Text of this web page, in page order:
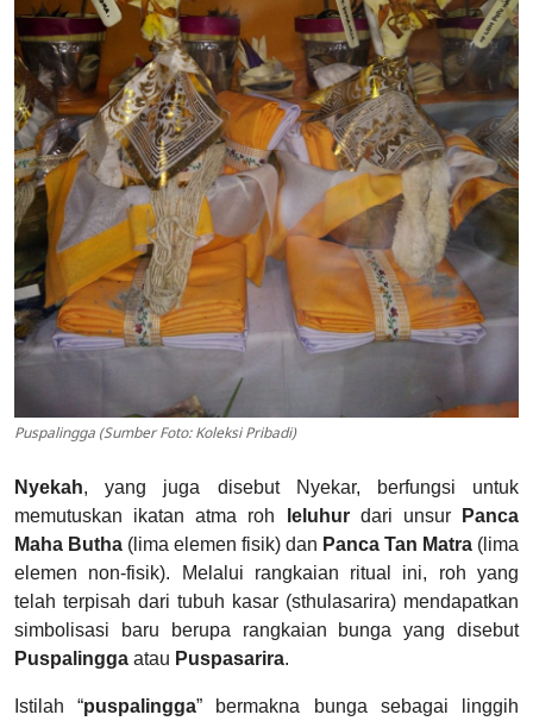
Puspalingga (Sumber Foto: Koleksi Pribadi)
Nyekah, yang juga disebut Nyekar, berfungsi untuk
memutuskan ikatan atma roh leluhurdari unsur
Panca
Maha Butha (lima elemen fisik) dan Panca Tan Matra (lima
elemen non-fisik). Melalui rangkaian ritual ini, roh yang
telah terpisah dari tubuh kasar (sthulasarira) mendapatkan
simbolisasi baru berupa rangkaian bunga yang disebut
Puspalingga atau Puspasarira.
Istilah “puspalingga” bermakna bunga sebagai linggih